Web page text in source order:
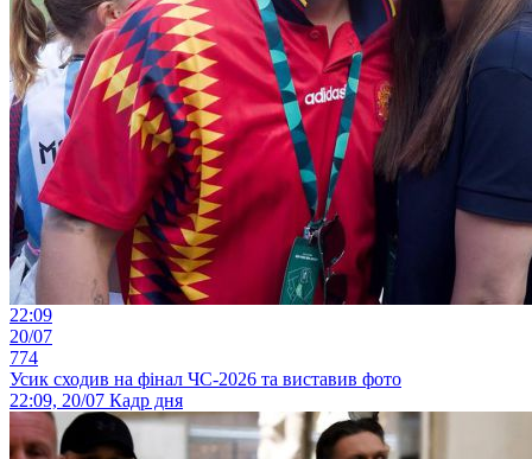
22:09
20/07
774
Усик сходив на фінал ЧС-2026 та виставив фото
22:09, 20/07 Кадр дня